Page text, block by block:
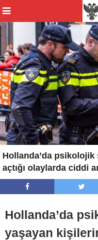
Hollanda’da
açtığı olaylarda ciddi
Hollanda’da
yaşayan